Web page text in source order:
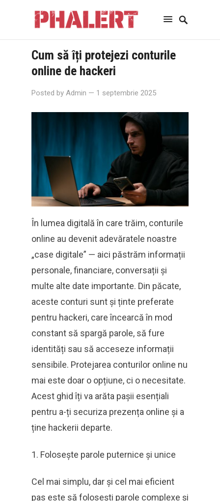
Cum să îți protejezi conturile
online de hackeri
Posted by Admin — 1 septembrie 2025
În lumea digitală în care trăim, conturile
online au devenit adevăratele noastre
„case digitale” — aici păstrăm informații
personale, financiare, conversații și
multe alte date importante. Din păcate,
aceste conturi sunt și ținte preferate
pentru hackeri, care încearcă în mod
constant să spargă parole, să fure
identități sau să acceseze informații
sensibile. Protejarea conturilor online nu
mai este doar o opțiune, ci o necesitate.
Acest ghid îți va arăta pașii esențiali
pentru a-ți securiza prezența online și a
ține hackerii departe.
Folosește parole puternice și unice
Cel mai simplu, dar și cel mai eficient
pas este să folosești parole complexe și